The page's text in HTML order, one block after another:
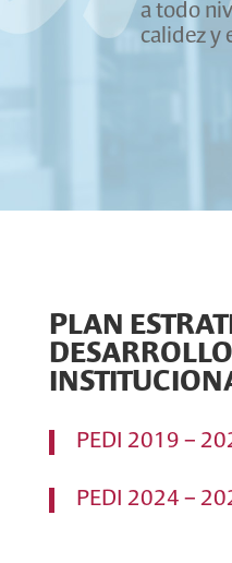
a todo
calidez y
PLAN
DESARROLLO
PEDI 2019 –
PEDI 2024 –